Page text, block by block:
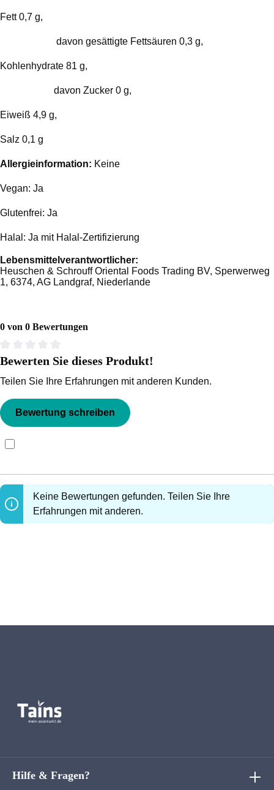
Fett 0,7 g,
davon gesättigte Fettsäuren 0,3 g,
Kohlenhydrate 81 g,
davon Zucker 0 g,
Eiweiß 4,9 g,
Salz 0,1 g
Allergieinformation: Keine
Vegan: Ja
Glutenfrei: Ja
Halal: Ja mit Halal-Zertifizierung
Lebensmittelverantwortlicher:
Heuschen & Schrouff Oriental Foods Trading BV, Sperwerweg
1, 6374, AG Landgraf, Niederlande
0 von 0 Bewertungen
Durchschnittliche Bewertung von 0 von 5 Sternen
Bewerten Sie dieses Produkt!
Teilen Sie Ihre Erfahrungen mit anderen Kunden.
Bewertung schreiben
Keine Bewertungen gefunden. Teilen Sie Ihre
Erfahrungen mit anderen.
Hilfe & Fragen?